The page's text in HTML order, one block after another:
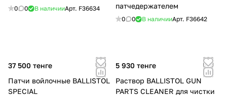
0 0 В наличииАрт. F36634
патчедержателем
0 0 В наличииАрт. F36642
37 500 тенге
Патчи войлочные BALLISTOL
SPECIAL
5 930 тенге
Раствор BALLISTOL GUN
PARTS CLEANER для чистки